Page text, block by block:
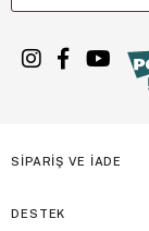
SİPARİŞ VE İADE
DESTEK